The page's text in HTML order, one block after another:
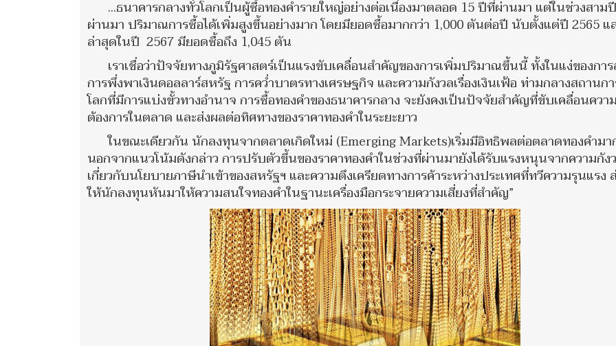
...ธนาคารกลางทั่วโลกเป็นผู้ซื้อทองคำรายใหญ่อย่างต่อเนื่องมาตลอด 15 ปีที่ผ่านมา แต่ในช่วงสาม
ผ่านมา ปริมาณการซื้อได้เพิ่มสูงขึ้นอย่างมาก โดยมียอดซื้อมากกว่า 1,000 ตันต่อปี นับตั้งแต่ปี 2565 แ
ล่าสุดในปี 2567 มียอดซื้อถึง 1,045 ตัน
เราเชื่อว่าปัจจัยทางภูมิรัฐศาสตร์เป็นแรงขับเคลื่อนสำคัญของการเพิ่มปริมาณขึ้นนี้ ทั้งในแง่ของกา
การพึ่งพาเงินดอลลาร์สหรัฐ การคว่ำบาตรทางเศรษฐกิจ และความกังวลเรื่องเงินเฟ้อ ท่ามกลางสถานก
โลกที่มีการแบ่งขั้วทางอำนาจ การซื้อทองคำของธนาคารกลาง จะยังคงเป็นปัจจัยสำคัญที่ขับเคลื่อนความ
ต้องการในตลาด และส่งผลต่อทิศทางของราคาทองคำในระยะยาว
ในขณะเดียวกัน นักลงทุนจากตลาดเกิดใหม่ (Emerging Markets)เริ่มมีอิทธิพลต่อตลาดทองคำม
นอกจากแนวโน้มดังกล่าว การปรับตัวขึ้นของราคาทองคำในช่วงที่ผ่านมายังได้รับแรงหนุนจากความกัง
เกี่ยวกับนโยบายภาษีนำเข้าของสหรัฐฯ และความตึงเครียดทางการค้าระหว่างประเทศที่ทวีความรุนแรง
ให้นักลงทุนหันมาให้ความสนใจทองคำในฐานะเครื่องมือกระจายความเสี่ยงที่สำคัญ”